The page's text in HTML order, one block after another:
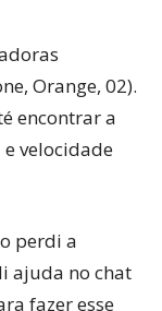
Orange, 02).
encontrar a
velocidade
perdi a
ajuda no chat
fazer esse